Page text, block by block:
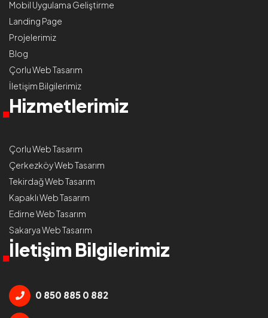
Mobil Uygulama Geliştirme
Landing Page
Projelerimiz
Blog
Çorlu Web Tasarım
İletişim Bilgilerimiz
Hizmetlerimiz
Çorlu Web Tasarım
Çerkezköy Web Tasarım
Tekirdağ Web Tasarım
Kapaklı Web Tasarım
Edirne Web Tasarım
Sakarya Web Tasarım
İletişim Bilgilerimiz
0 850 885 0 882